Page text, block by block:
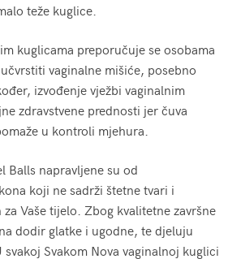
teže kuglice.
kuglicama preporučuje se osobama
vaginalne mišiće, posebno
izvođenje vježbi vaginalnim
zdravstvene prednosti jer čuva
u kontroli mjehura.
Balls napravljene su od
koji ne sadrži štetne tvari i
Vaše tijelo. Zbog kvalitetne završne
dodir glatke i ugodne, te djeluju
Svakom Nova vaginalnoj kuglici